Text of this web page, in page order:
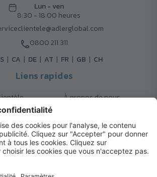
Lun - ven
8:30 - 18:00 heures
0800 211 311
CA DE AT FR GB CH
Liens rapides
À propos de nous
FAQ
Mode de paiement
Mentions légales